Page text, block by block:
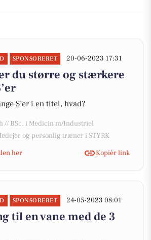
SPONSORERET 20-06-2023 17:31
du større og stærkere
S’er i en titel, hvad?
// BSc. i Medicin m/Industriel
og personlig træner i STYRK
her
Kopiér link
SPONSORERET 24-05-2023 08:01
til en vane med de 3